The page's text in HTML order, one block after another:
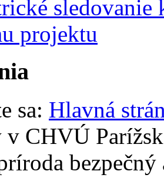
projektu
sa: Hlavná
v CHVÚ